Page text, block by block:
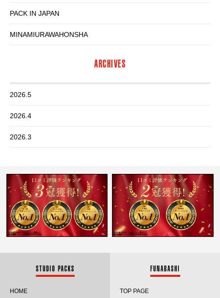
PACK IN JAPAN
MINAMIURAWAHONSHA
ARCHIVES
2026.5
2026.4
2026.3
2026.1
2025.12
2025.11
STUDIO PACKS
HOME
FUNABASHI
TOP PAGE